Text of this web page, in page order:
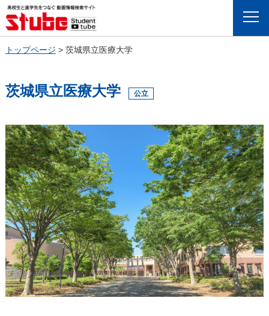
Menu
トップページ > 茨城県立医療大学
茨城県立医療大学 公立